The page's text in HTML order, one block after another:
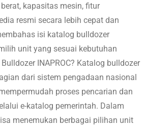
kapasitas mesin, fitur
resmi secara lebih cepat dan
isi katalog bulldozer
unit yang sesuai kebutuhan
INAPROC? Katalog bulldozer
dari sistem pengadaan nasional
proses pencarian dan
e-katalog pemerintah. Dalam
menemukan berbagai pilihan unit